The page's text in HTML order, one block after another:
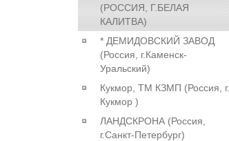
(РОССИЯ, Г.БЕЛАЯ
КАЛИТВА)
* ДЕМИДОВСКИЙ ЗАВОД
(Россия, г.Каменск-
Уральский)
Кукмор, ТМ КЗМП (Россия, г.
Кукмор )
ЛАНДСКРОНА (Россия,
г.Санкт-Петербург)